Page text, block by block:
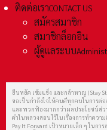
ติดต่อเราCONTACT US
สมัครสมาชิก
สมาชิกล็อกอิน
ผู้ดูแลระบบ
ยืนหยัด เข้มแข็ง และกล้าหาญ (Stay
ขอเป็นกำลังใจให้คนดีทุกคนในการต่
และพวกฟ้องมากกว่าผลประโยชน์ส่
คำในหลวงสอนไว้ในเรื่องการทำควา
Pay It Forward เป้าหมายเล็ก ๆ ในกา